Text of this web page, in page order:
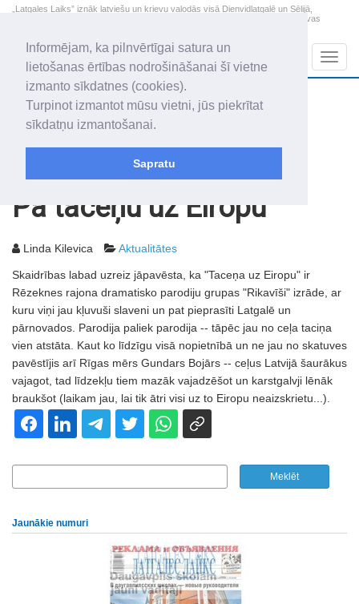
Informējam, ka pilnvērtīgai satura un
lietošanas ērtības nodrošināšanai šī vietne
izmanto sīkdatnes (cookies).
Turpinot izmantot mūsu vietni, jūs piekrītat
sīkdatņu izmantošanai.
Sapratu
„Latgales Laiks” iznāk latviešu un krievu valodās visā Dienvidlatgalē un Sēlijā,
„Latgales Laiks” latviešu valodā aptver Daugavpils valstspilsētu, Augšdaugavas
2026. gada 7. augusts
Piektdiena
Alfrēds, Fredis, Madars
+14.3
Pa taceņu uz Eiropu
Linda Kilevica Aktualitātes
Skaidrības labad uzreiz jāpavēsta, ka "Taceņa uz Eiropu" ir
Rēzeknes rajona dramatisko parodiju grupas "Rikavīši" izrāde, ar
kuru viņi jau kļuvuši slaveni un pat pieprasīti Latgalē un
pārnovados. Parodija paliek parodija -- tāpēc jau no ceļa taciņa
vien atstāta. Kaut ko līdzīgu visā nopietnībā un ne jau no skatuves
pavēstījis arī Rīgas mērs Gundars Bojārs -- ceļus Latvijā šaurākus
vajagot, tad līdzekļu tiem mazāk vajadzēšot un karstgalvji lēnāk
braukšot (laikam jau, lai tik ātri visi uz to Eiropu neaizskrietu...).
Jaunākie numuri